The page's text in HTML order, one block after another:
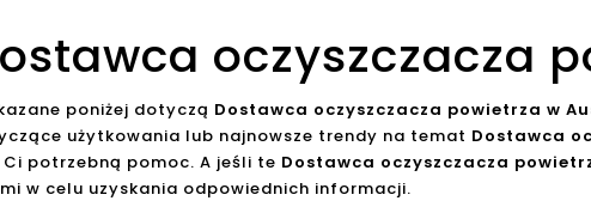
oczyszczacza
poniżej dotyczą Dostawca oczyszczacza powietrza w
użytkowania lub najnowsze trendy na temat Dostawca
potrzebną pomoc. A jeśli te Dostawca oczyszczacza
w celu uzyskania odpowiednich informacji.